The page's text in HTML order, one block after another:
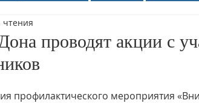
проводят акции с
профилактического мероприятия